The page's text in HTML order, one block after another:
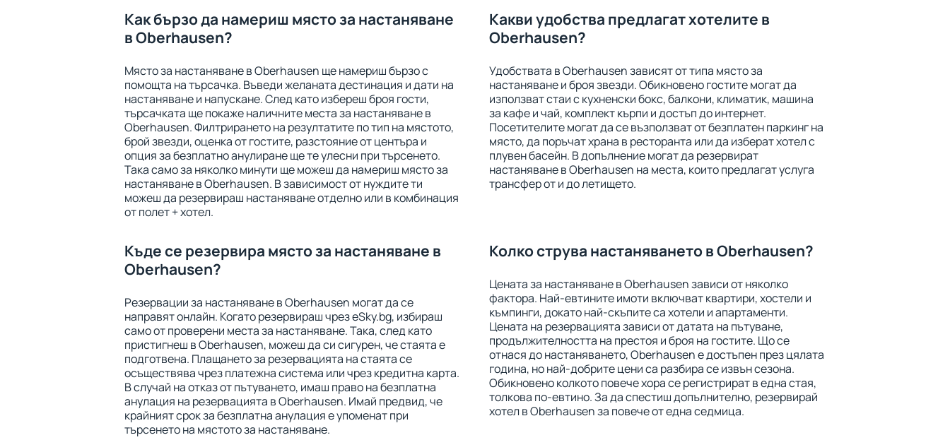
Как бързо да намериш място за настаняване
в Oberhausen?
Място за настаняване в Oberhausen ще намериш бързо с
помощта на търсачка. Въведи желаната дестинация и дати на
настаняване и напускане. След като избереш броя гости,
търсачката ще покаже наличните места за настаняване в
Oberhausen. Филтрирането на резултатите по тип на мястото,
брой звезди, оценка от гостите, разстояние от центъра и
опция за безплатно анулиране ще те улесни при търсенето.
Така само за няколко минути ще можеш да намериш място за
настаняване в Oberhausen. В зависимост от нуждите ти
можеш да резервираш настаняване отделно или в комбинация
от полет + хотел.
Какви удобства предлагат хотелите в
Oberhausen?
Удобствата в Oberhausen зависят от типа място за
настаняване и броя звезди. Обикновено гостите могат да
използват стаи с кухненски бокс, балкони, климатик, машина
за кафе и чай, комплект кърпи и достъп до интернет.
Посетителите могат да се възползват от безплатен паркинг на
място, да поръчат храна в ресторанта или да изберат хотел с
плувен басейн. В допълнение могат да резервират
настаняване в Oberhausen на места, които предлагат услуга
трансфер от и до летището.
Къде се резервира място за настаняване в
Oberhausen?
Резервации за настаняване в Oberhausen могат да се
направят онлайн. Когато резервираш чрез eSky.bg, избираш
само от проверени места за настаняване. Така, след като
пристигнеш в Oberhausen, можеш да си сигурен, че стаята е
подготвена. Плащането за резервацията на стаята се
осъществява чрез платежна система или чрез кредитна карта.
В случай на отказ от пътуването, имаш право на безплатна
анулация на резервацията в Oberhausen. Имай предвид, че
крайният срок за безплатна анулация е упоменат при
търсенето на мястото за настаняване.
Колко струва настаняването в Oberhausen?
Цената за настаняване в Oberhausen зависи от няколко
фактора. Най-евтините имоти включват квартири, хостели и
къмпинги, докато най-скъпите са хотели и апартаменти.
Цената на резервацията зависи от датата на пътуване,
продължителността на престоя и броя на гостите. Що се
отнася до настаняването, Oberhausen е достъпен през цялата
година, но най-добрите цени са разбира се извън сезона.
Обикновено колкото повече хора се регистрират в една стая,
толкова по-евтино. За да спестиш допълнително, резервирай
хотел в Oberhausen за повече от една седмица.